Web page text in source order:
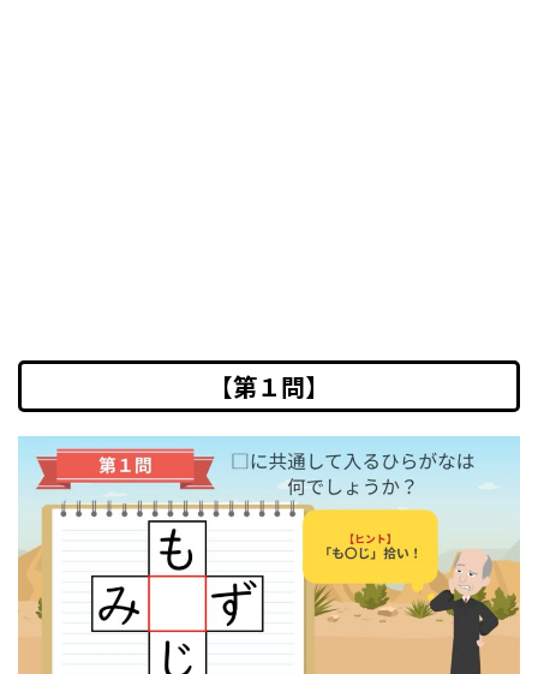
【第１問】